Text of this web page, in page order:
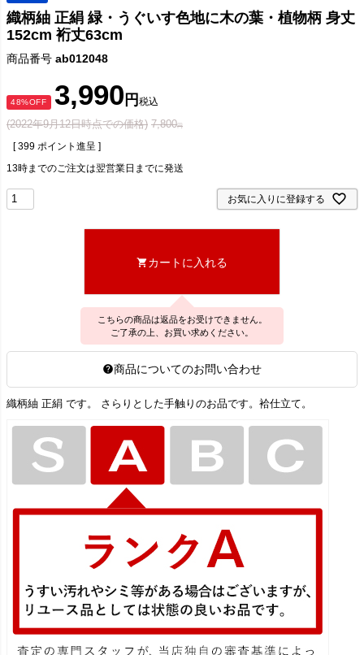
織柄紬 正絹 緑・うぐいす色地に木の葉・植物柄 身丈
152cm 裄丈63cm
商品番号 ab012048
(2022年9月12日時点での価格) 7,800
48%OFF 3,990 税込
[ 399 ポイント進呈 ]
13時までのご注文は翌営業日までに発送
お気に入りに登録する
カートに入れる
こちらの商品は返品をお受けできません。
ご了承の上、お買い求めください。
商品についてのお問い合わせ
織柄紬 正絹 です。 さらりとした手触りのお品です。袷仕立て。